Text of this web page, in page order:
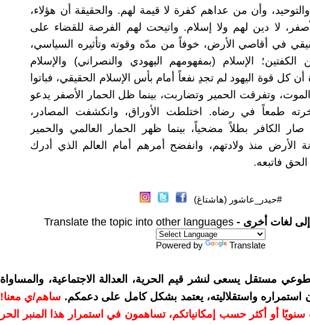
وأن من عداهم كفرة لا قيمة لهم. والحقيقة أن هؤلاء،
لا دين لهم ولا إسلام. واتيحت لهم الفرصة للقضاء على
في أقاصي الأرض، خوفاً من مدّه وقوته وتأثيره السياسي،
الإسلام (بمفهومهم اليهودي والنصراني) والإسلام
أن كل قوة اليهود لم تجدِ نفعاً أمام بأس الإسلام الحقيقي، فباتوا
وتفرقت الحمير وتضاربت، بينما ظل الحمار الأصفر يدعو
طمعاً في رضاه. اختلطت الأوراق، وانكشفت المصادر،
صار الكافر بطلاً مضحياً، بينما ظهر الحمار العالمي والحمير
الأرض منذ ولادتهم، وانفضح أمرهم أمام العالم الذي أدرك
فاتبعه.
#حيدر_عاشور (هاشتاغ)
لغات أخرى - Translate the topic into other languages
Powered by Translate
مستقل يسعى لنشر قيم الحرية، العدالة الاجتماعية، والمساواة
استمراره واستقلاليته، يعتمد بشكل كامل على دعمكم. ساهم/ي معنا!
10 دولارات سنويًا أو أكثر حسب إمكانياتكم، تساهمون في استمرار هذا المنبر الحر